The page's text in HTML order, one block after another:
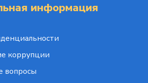
информация
коррупции
вопросы